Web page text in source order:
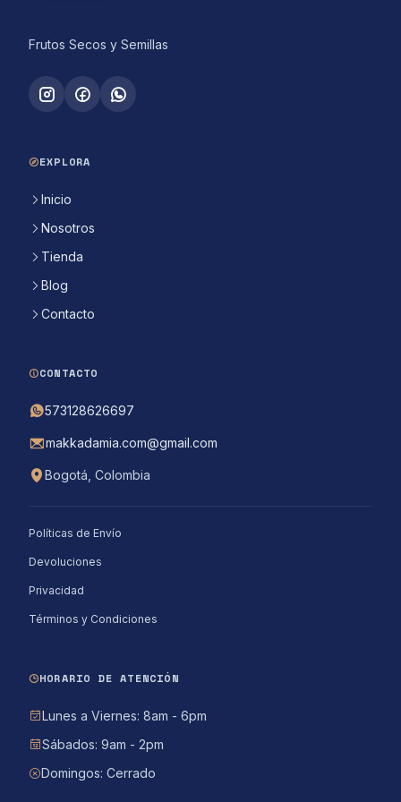
Frutos Secos y Semillas
EXPLORA
Inicio
Nosotros
Tienda
Blog
Contacto
CONTACTO
573128626697
makkadamia.com@gmail.com
Bogotá, Colombia
Políticas de Envío
Devoluciones
Privacidad
Términos y Condiciones
HORARIO DE ATENCIÓN
Lunes a Viernes: 8am - 6pm
Sábados: 9am - 2pm
Domingos: Cerrado